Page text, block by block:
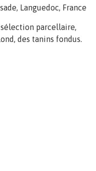
Languedoc, France
sélection parcellaire,
des tanins fondus.